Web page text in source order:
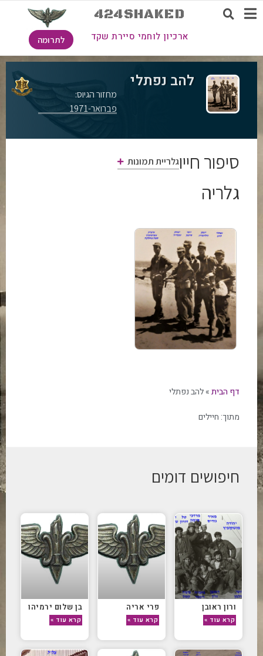
424SHAKED
ארכיון לוחמי סיירת שקד לתרומה
להב נפתלי
מחזור הגיוס:
פברואר-1971
סיפור חייוגלריית תמונות
גלריה
דף הבית»להב נפתלי
מתוך: חיילים
חיפושים דומים
ורון ראובן
קרא עוד »
פרי אריה
קרא עוד »
בן שלום ירמיהו
קרא עוד »